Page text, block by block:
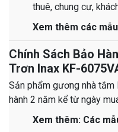
thuê, chung cư,
​​​​​​​​​​​​​​​​​​​​​​​​​​​​​​​​​​​​​​​​​​​​​​​​​​​​​​​​​​​​​​​​​​​​​​​​​​​​​​​​​​​​​​​​​​​​​​​​​​​​​​​​​​​​​​​​​​​​​​​​​​​​​​​​​​​​​​​​​​​​​​​​​​​​​​​​​​​​​​​​​​​​​​​​​​​​​​​​​​​​​​​​​​​​​​​​​​​​​​​​​​​​​​​​​​​​​​​​​​​​​​​​Xem thêm các mẫu
Chính Sách Bảo
Trơn Inax KF-
Sản phẩm gương nhà
hành 2 năm kể từ ngày
​​​​​​​​​​​​​​​​​​​​​​​​​​​​​​​​​​​​​​​​​​​​​​​​​​​​​​​​​​​​​​​Xem thêm: Các